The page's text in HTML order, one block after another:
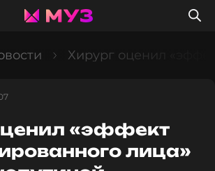
Хирург оценил
«эффект
лица»